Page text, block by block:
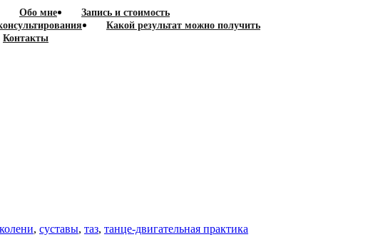
Обо мне
Запись и стоимость
Какой результат можно получить
Контакты
колени, суставы, таз, танце-двигательная практика